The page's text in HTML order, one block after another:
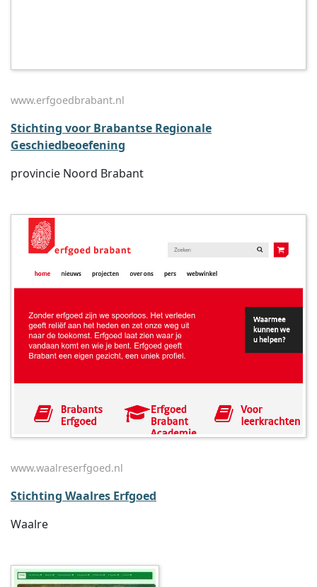
www.erfgoedbrabant.nl
Stichting voor Brabantse Regionale
Geschiedbeoefening
provincie Noord Brabant
www.waalreserfgoed.nl
Stichting Waalres Erfgoed
Waalre